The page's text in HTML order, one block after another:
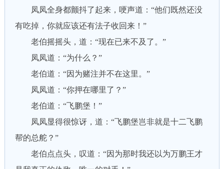
凤凤全身都颤抖了起来，哽声道：“他们既然还没
有吃掉，你就应该还有法子收回来！”
老伯摇摇头，道：“现在已来不及了。”
凤凤道：“为什么？”
老伯道：“因为赌注并不在这里。”
凤凤道：“你押在哪里了？”
老伯道：“飞鹏堡！”
凤凤显得很惊讶，道：“飞鹏堡岂非就是十二飞鹏
帮的总舵？”
老伯点点头，叹道：“因为那时我还以为万鹏王才